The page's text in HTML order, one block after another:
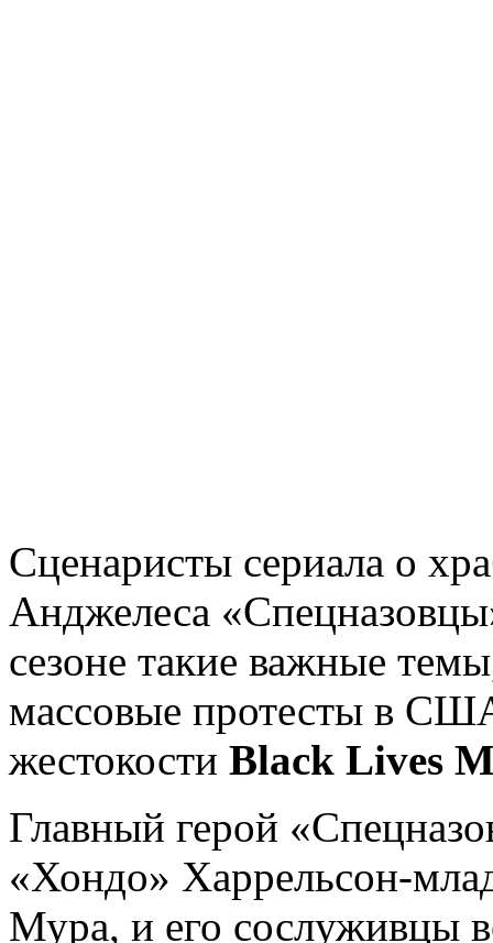
Сценаристы сериала о
Анджелеса
сезоне такие важные
массовые протесты в
жестокости Black Lives
Главный герой
«Хондо» Харрельсон-
Мура, и его сослуживцы